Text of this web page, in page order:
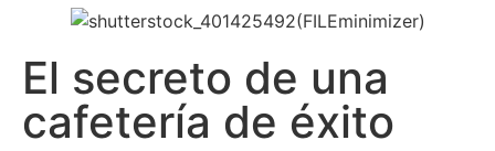
El secreto de una
cafetería de éxito